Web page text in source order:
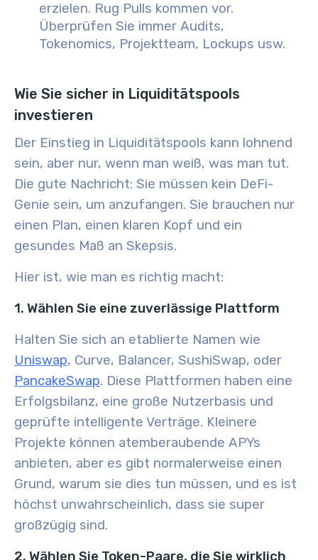
erzielen. Rug Pulls kommen vor.
Überprüfen Sie immer Audits,
Tokenomics, Projektteam, Lockups usw.
Wie Sie sicher in Liquiditätspools
investieren
Der Einstieg in Liquiditätspools kann lohnend
sein, aber nur, wenn man weiß, was man tut.
Die gute Nachricht: Sie müssen kein DeFi-
Genie sein, um anzufangen. Sie brauchen nur
einen Plan, einen klaren Kopf und ein
gesundes Maß an Skepsis.
Hier ist, wie man es richtig macht:
1. Wählen Sie eine zuverlässige Plattform
Halten Sie sich an etablierte Namen wie
Uniswap, Curve, Balancer, SushiSwap, oder
PancakeSwap. Diese Plattformen haben eine
Erfolgsbilanz, eine große Nutzerbasis und
geprüfte intelligente Verträge. Kleinere
Projekte können atemberaubende APYs
anbieten, aber es gibt normalerweise einen
Grund, warum sie dies tun müssen, und es ist
höchst unwahrscheinlich, dass sie super
großzügig sind.
2. Wählen Sie Token-Paare, die Sie wirklich